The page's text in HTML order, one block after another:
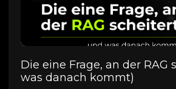
Die eine Frage, an der RAG
was danach kommt)